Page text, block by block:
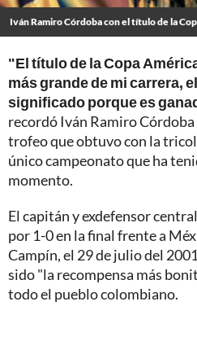
Iván Ramiro Córdoba con el título de la
"El título de la Copa
más grande de mi carrera,
significado porque es
recordó Iván Ramiro
trofeo que obtuvo con la
único campeonato que ha
momento.
El capitán y exdefensor
por 1-0 en la final frente a
Campín, el 29 de julio del
sido "la recompensa más
todo el pueblo colombiano.